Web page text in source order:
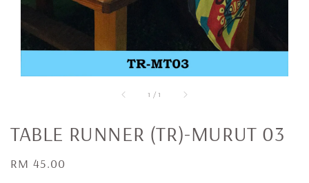
1 / 1
TABLE RUNNER (TR)-MURUT 03
Regular
RM 45.00